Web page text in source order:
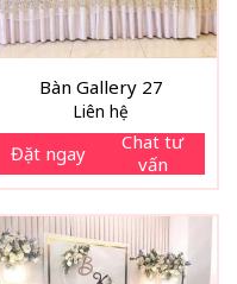
Bàn Gallery 27
Liên hệ
Đặt ngay
Chat tư
vấn